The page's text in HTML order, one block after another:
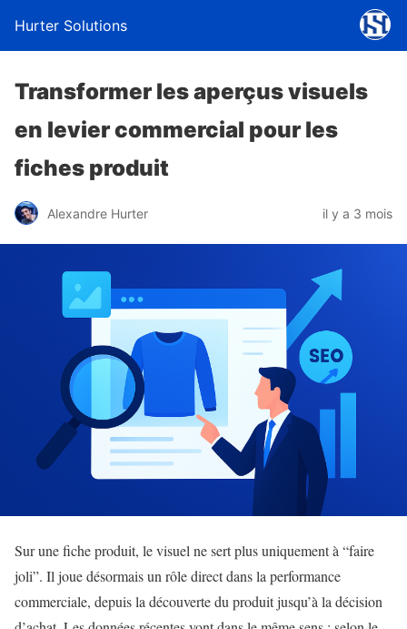
Hurter Solutions
Transformer les aperçus visuels
en levier commercial pour les
fiches produit
Alexandre Hurter il y a 3 mois
Sur une fiche produit, le visuel ne sert plus uniquement à “faire
joli”. Il joue désormais un rôle direct dans la performance
commerciale, depuis la découverte du produit jusqu’à la décision